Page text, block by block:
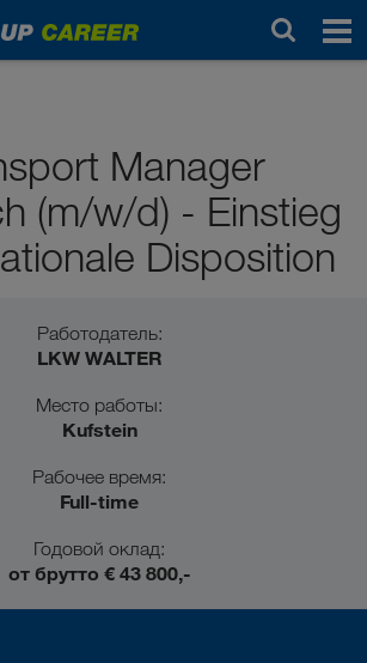
школ
Manager
(m/w/d) - Einstieg
Disposition
Работодатель:
LKW WALTER
Место работы:
Kufstein
Рабочее время:
Full-time
Годовой оклад:
от брутто € 43 800,-